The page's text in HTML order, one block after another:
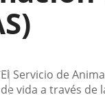
Facebook
Enlace
Descripción
El Servicio de
de vida a través de